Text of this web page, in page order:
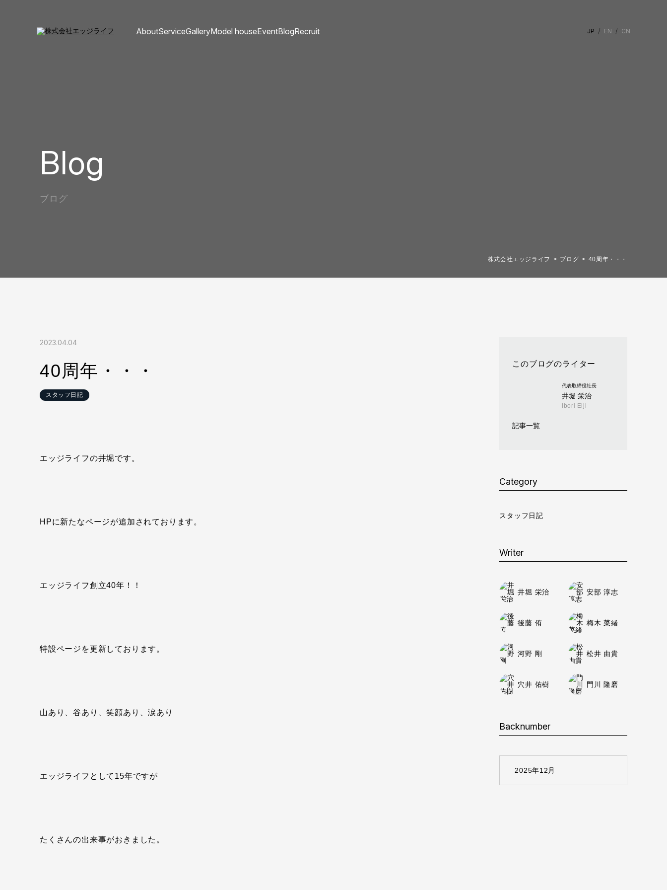
AboutServiceGalleryModel houseEventBlogRecruit JP EN CN
Blog
ブログ
株式会社エッジライフ ブログ 40周年・・・
2023.04.04
40周年・・・
スタッフ日記
エッジライフの井堀です。
HPに新たなページが追加されております。
エッジライフ創立40年！！
特設ページを更新しております。
山あり、谷あり、笑顔あり、涙あり
エッジライフとして15年ですが
たくさんの出来事がおきました。
このブログのライター
代表取締役社長
井堀 栄治
Ibori Eiji
記事一覧
Category
スタッフ日記
Writer
井堀 栄治 安部 淳志
後藤 侑 梅木 菜緒
河野 剛 松井 由貴
穴井 佑樹 門川 隆磨
Backnumber